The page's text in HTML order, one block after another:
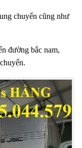
chuyển cũng như
đường bắc nam,